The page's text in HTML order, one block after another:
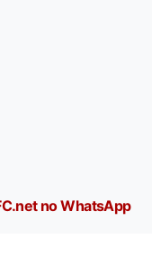
no WhatsApp